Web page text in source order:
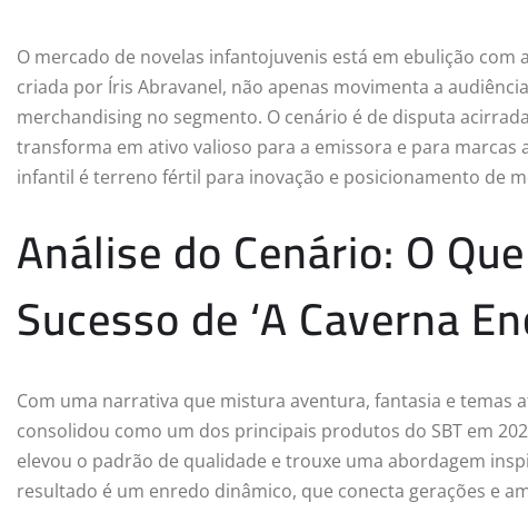
O mercado de novelas infantojuvenis está em ebulição com
criada por Íris Abravanel, não apenas movimenta a
merchandising no segmento. O cenário é de disputa
transforma em ativo valioso para a emissora e para
infantil é terreno fértil para inovação e posicionamento de
Análise do Cenário: O
Sucesso de ‘A Caverna
Com uma narrativa que mistura aventura, fantasia e temas
consolidou como um dos principais produtos do SBT em
elevou o padrão de qualidade e trouxe uma abordagem
resultado é um enredo dinâmico, que conecta gerações e